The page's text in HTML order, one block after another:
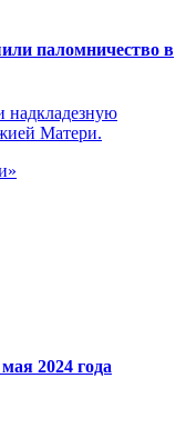
паломничество в
надкладезную
Матери.
2024 года